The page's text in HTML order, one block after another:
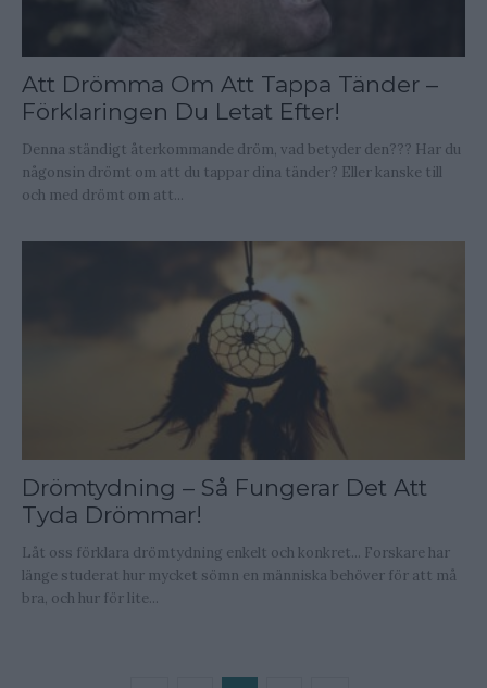
Att Drömma Om Att Tappa Tänder –
Förklaringen Du Letat Efter!
Denna ständigt återkommande dröm, vad betyder den??? Har du
någonsin drömt om att du tappar dina tänder? Eller kanske till
och med drömt om att...
Drömtydning – Så Fungerar Det Att
Tyda Drömmar!
Låt oss förklara drömtydning enkelt och konkret... Forskare har
länge studerat hur mycket sömn en människa behöver för att må
bra, och hur för lite...